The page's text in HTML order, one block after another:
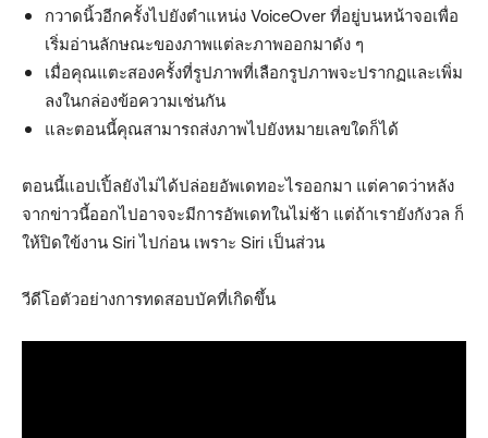
กวาดนิ้วอีกครั้งไปยังตำแหน่ง VoiceOver ที่อยู่บนหน้าจอเพื่อ
เริ่มอ่านลักษณะของภาพแต่ละภาพออกมาดัง ๆ
เมื่อคุณแตะสองครั้งที่รูปภาพที่เลือกรูปภาพจะปรากฏและเพิ่ม
ลงในกล่องข้อความเช่นกัน
และตอนนี้คุณสามารถส่งภาพไปยังหมายเลขใดก็ได้
ตอนนี้แอปเปิ้ลยังไม่ได้ปล่อยอัพเดทอะไรออกมา แต่คาดว่าหลัง
จากข่าวนี้ออกไปอาจจะมีการอัพเดทในไม่ช้า แต่ถ้าเรายังกังวล ก็
ให้ปิดใข้งาน Siri ไปก่อน เพราะ Siri เป็นส่วน
วีดีโอตัวอย่างการทดสอบบัคที่เกิดขึ้น